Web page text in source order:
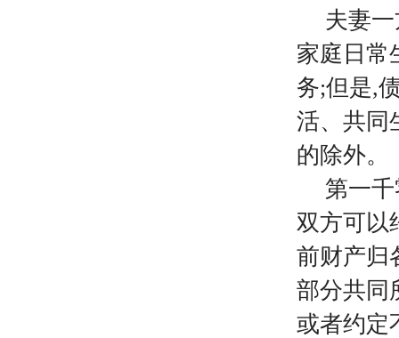
夫妻
家庭日常
务;但是,
活、共同
的除外。
第一
双方可以
前财产归
部分共同
或者约定